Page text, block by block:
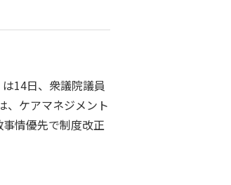
14日、衆議院議員
、ケアマネジメント
情優先で制度改正